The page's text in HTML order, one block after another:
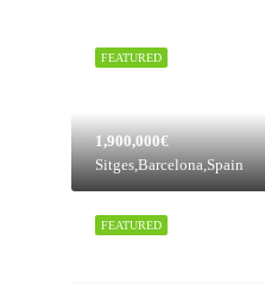
FEATURED
1,900,000€
Sitges,Barcelona,Spain
FEATURED